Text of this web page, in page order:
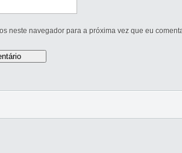
neste navegador para a próxima vez que eu